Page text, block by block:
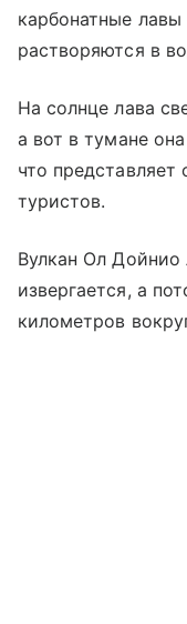
карбонатные
растворяются в
На солнце лава
а вот в тумане
что
туристов.
Вулкан Ол Дойнио
извергается, а
километров